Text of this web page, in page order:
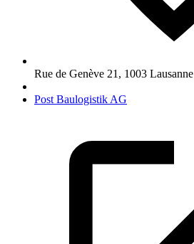
Rue de Genève 21 , 1003 Lausanne
Post Baulogistik AG